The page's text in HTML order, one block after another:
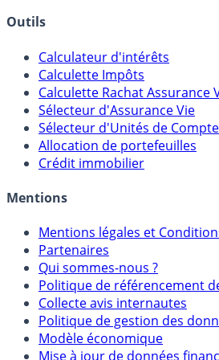
Outils
Calculateur d'intérêts
Calculette Impôts
Calculette Rachat Assurance
Sélecteur d'Assurance Vie
Sélecteur d'Unités de Compte
Allocation de portefeuilles
Crédit immobilier
Mentions
Mentions légales et
Partenaires
Qui sommes-nous ?
Politique de référencement
Collecte avis internautes
Politique de gestion des
Modèle économique
Mise à jour de données